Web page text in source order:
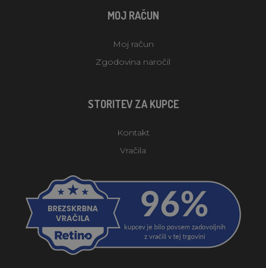
MOJ RAČUN
Moj račun
Zgodovina naročil
STORITEV ZA KUPCE
Kontakt
Vračila